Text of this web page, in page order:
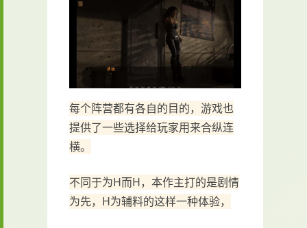
每个阵营都有各自的目的，游戏也
提供了一些选择给玩家用来合纵连
横。
不同于为H而H，本作主打的是剧情
为先，H为辅料的这样一种体验，